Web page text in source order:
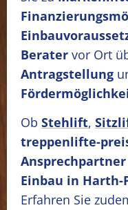
Berater vor Ort
Antragstellung
Ob Stehlift,
treppenlifte-
Einbau in
Erfahren Sie